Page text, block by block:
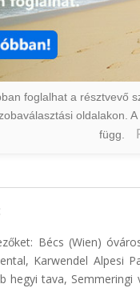
foglalhat a résztvevő
oldalakon.
függ.
Bécs (Wien)
Karwendel Alpesi
hegyi tava,